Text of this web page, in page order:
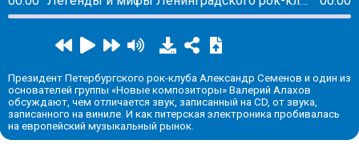
Президент Петербургского рок-клуба Александр Семенов и один из
основателей группы «Новые композиторы» Валерий Алахов
обсуждают, чем отличается звук, записанный на CD, от звука,
записанного на виниле. И как питерская электроника пробивалась
на европейский музыкальный рынок.